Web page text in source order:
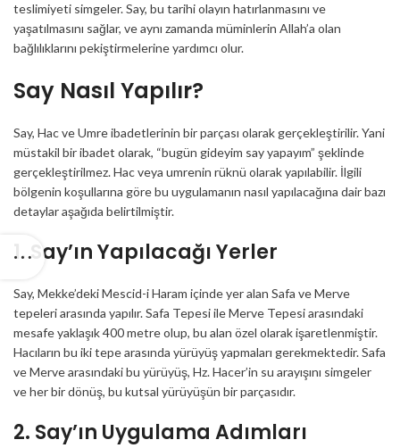
teslimiyeti simgeler. Say, bu tarihi olayın hatırlanmasını ve
yaşatılmasını sağlar, ve aynı zamanda müminlerin Allah’a olan
bağlılıklarını pekiştirmelerine yardımcı olur.
Say Nasıl Yapılır?
Say, Hac ve Umre ibadetlerinin bir parçası olarak gerçekleştirilir. Yani
müstakil bir ibadet olarak, “bugün gideyim say yapayım” şeklinde
gerçekleştirilmez. Hac veya umrenin rüknü olarak yapılabilir. İlgili
bölgenin koşullarına göre bu uygulamanın nasıl yapılacağına dair bazı
detaylar aşağıda belirtilmiştir.
1. Say’ın Yapılacağı Yerler
Say, Mekke’deki Mescid-i Haram içinde yer alan Safa ve Merve
tepeleri arasında yapılır. Safa Tepesi ile Merve Tepesi arasındaki
mesafe yaklaşık 400 metre olup, bu alan özel olarak işaretlenmiştir.
Hacıların bu iki tepe arasında yürüyüş yapmaları gerekmektedir. Safa
ve Merve arasındaki bu yürüyüş, Hz. Hacer’in su arayışını simgeler
ve her bir dönüş, bu kutsal yürüyüşün bir parçasıdır.
2. Say’ın Uygulama Adımları